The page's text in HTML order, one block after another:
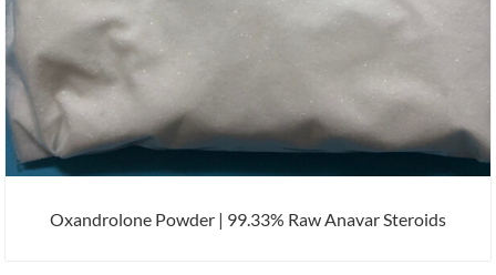
Oxandrolone Powder | 99.33% Raw Anavar Steroids